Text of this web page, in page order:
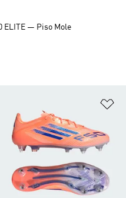
ELITE — Piso Mole